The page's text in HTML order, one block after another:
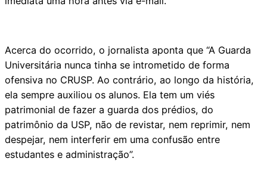
Acerca do ocorrido, o jornalista aponta que “A Guarda
Universitária nunca tinha se intrometido de forma
ofensiva no CRUSP. Ao contrário, ao longo da história,
ela sempre auxiliou os alunos. Ela tem um viés
patrimonial de fazer a guarda dos prédios, do
patrimônio da USP, não de revistar, nem reprimir, nem
despejar, nem interferir em uma confusão entre
estudantes e administração”.